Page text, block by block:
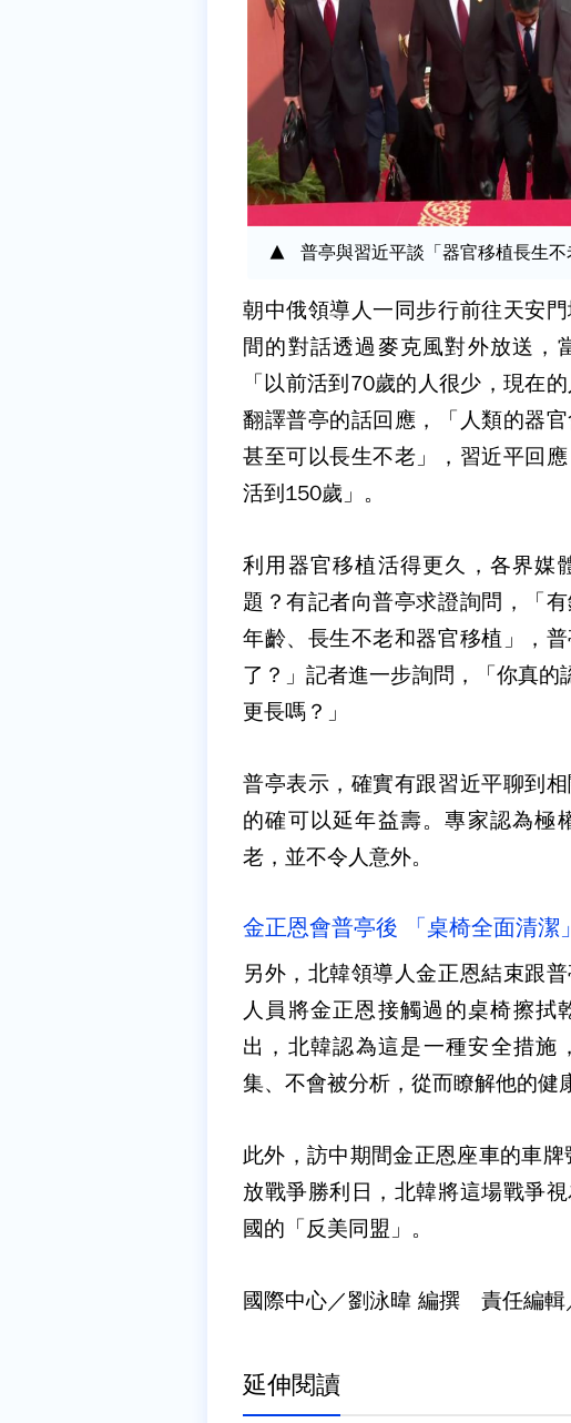
普亭與習近平談「器官移植長生
朝中俄領導人一同步行前往天安
間的對話透過麥克風對外放送，
「以前活到70歲的人很少，現在
翻譯普亭的話回應，「人類的器
甚至可以長生不老」，習近平回
活到150歲」。
利用器官移植活得更久，各界媒
題？有記者向普亭求證詢問，「
年齡、長生不老和器官移植」，
了？」記者進一步詢問，「你真
更長嗎？」
普亭表示，確實有跟習近平聊到
的確可以延年益壽。專家認為極
老，並不令人意外。
金正恩會普亭後 「桌椅全面清潔
另外，北韓領導人金正恩結束跟
人員將金正恩接觸過的桌椅擦拭
出，北韓認為這是一種安全措施
集、不會被分析，從而瞭解他的健
此外，訪中期間金正恩座車的車
放戰爭勝利日，北韓將這場戰爭
國的「反美同盟」。
國際中心／劉泳暐 編撰 責任編輯
延伸閱讀